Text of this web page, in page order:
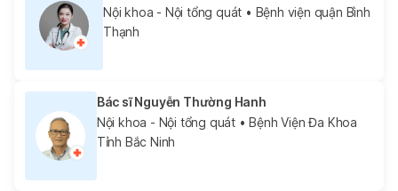
Nội khoa - Nội tổng quát • Bệnh viện quận Bình
Thạnh
Bác sĩ Nguyễn Thường Hanh
Nội khoa - Nội tổng quát• Bệnh Viện Đa Khoa
Tỉnh Bắc Ninh